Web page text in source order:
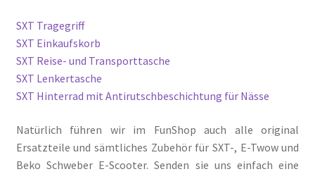
SXT Tragegriff
SXT Einkaufskorb
SXT Reise- und Transporttasche
SXT Lenkertasche
SXT Hinterrad mit Antirutschbeschichtung für Nässe
Natürlich führen wir im FunShop auch alle original
Ersatzteile und sämtliches Zubehör für SXT-, E-Twow und
Beko Schweber E-Scooter. Senden sie uns einfach eine